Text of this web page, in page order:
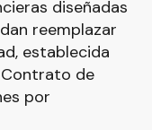
diseñadas
reemplazar
establecida
de
por